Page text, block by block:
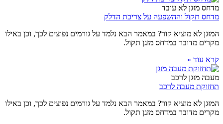
מדחס מזגן לא עובד
מדחס תקול וההשפעה על צריכת הדלק
המזגן לא מוציא קור? במאמר הבא נלמד על גורמים נפוצים לכך, וכן באילו
מקרים מדובר במדחס מזגן תקול.
קרא עוד »
מעבה מזגן לרכב
תחזוקת מעבה לרכב
המזגן לא מוציא קור? במאמר הבא נלמד על גורמים נפוצים לכך, וכן באילו
מקרים מדובר במדחס מזגן תקול.